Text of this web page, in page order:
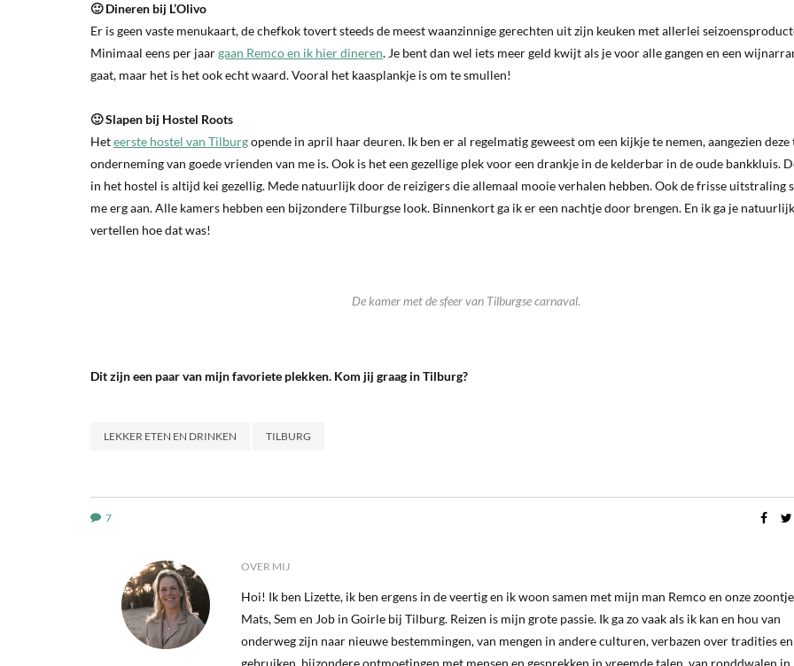
🙂 Dineren bij L’Olivo
Er is geen vaste menukaart, de chefkok tovert steeds de meest waanzinnige gerechten uit zijn keuken met allerlei
Minimaal eens per jaargaan Remco en ik hier dineren. Je bent dan wel iets meer geld kwijt als je voor alle gangen en een
gaat, maar het is het ook echt waard. Vooral het kaasplankje is om te smullen!
🙂 Slapen bij Hostel Roots
Heteerste hostel van Tilburgopende in april haar deuren. Ik ben er al regelmatig geweest om een kijkje te nemen, aangezien
onderneming van goede vrienden van me is. Ook is het een gezellige plek voor een drankje in de kelderbar in de oude bankkluis.
in het hostel is altijd kei gezellig. Mede natuurlijk door de reizigers die allemaal mooie verhalen hebben. Ook de frisse uitstraling
me erg aan. Alle kamers hebben een bijzondere Tilburgse look. Binnenkort ga ik er een nachtje door brengen. En ik ga je natuurlijk
vertellen hoe dat was!
De kamer met de sfeer van Tilburgse carnaval.
Dit zijn een paar van mijn favoriete plekken. Kom jij graag in Tilburg?
LEKKER ETEN EN DRINKEN TILBURG
7
OVER MIJ
Hoi! Ik ben Lizette, ik ben ergens in de veertig en ik woon samen met mijn man Remco en onze
Mats, Sem en Job in Goirle bij Tilburg. Reizen is mijn grote passie. Ik ga zo vaak als ik kan en hou van
onderweg zijn naar nieuwe bestemmingen, van mengen in andere culturen, verbazen over tradities en